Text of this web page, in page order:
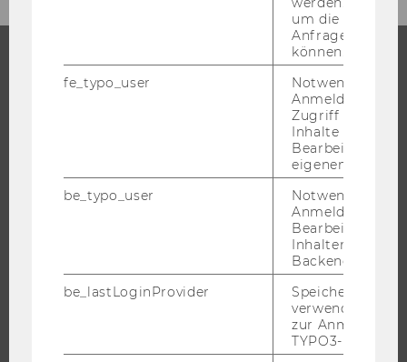
DAS FORUM
KOOPERATIONSPARTNER
FÖRDERGEBER UND UNTERSTÜTZER
um die Antwort
Anfrage
können.
fe_typo_user
Notwendig für
Anmeldung und
Zugriff auf
Inhalte oder zur
Bearbeitung des
eigenen Profils.
be_typo_user
Notwendig für
Anmeldung und
Bearbeitung von
Inhalten im
Backend.
be_lastLoginProvider
Speichert die
verwendete
zur Anmeldung
TYPO3-Backend.